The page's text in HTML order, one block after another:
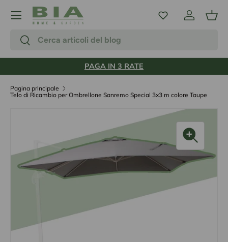
Passa ai contenuti
CercaCerca
Accedi
Menu
PAGA IN 3 RATE
Pagina principale
Telo di Ricambio per Ombrellone Sanremo Special 3x3 m colore Taupe